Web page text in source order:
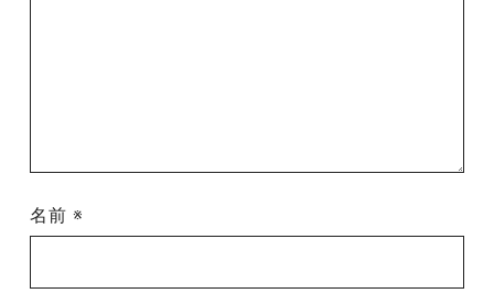
名前※